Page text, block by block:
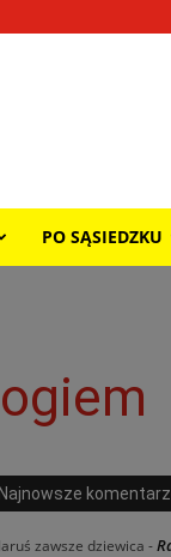
PO SĄSIEDZKU
zawsze dziewica -